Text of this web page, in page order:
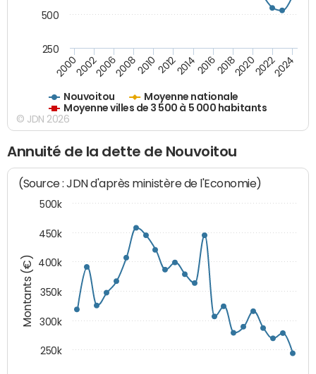
Nouvoitou
Moyenne nationale
Moyenne villes de 3 500 à 5 000 habitants
200020022006200820102012201420162018202020222024
250
500
© JDN 2026
Annuité de la dette de Nouvoitou
Montants (€)
(Source : JDN d'après ministère de l'Economie)
250k
300k
350k
400k
450k
500k